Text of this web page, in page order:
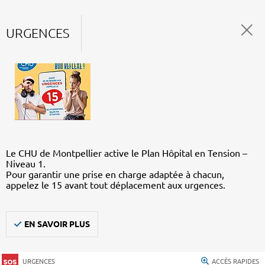
URGENCES
Le CHU de Montpellier active le Plan Hôpital en Tension –
Niveau 1.
Pour garantir une prise en charge adaptée à chacun,
appelez le 15 avant tout déplacement aux urgences.
EN SAVOIR PLUS
URGENCES ACCÈS RAPIDES